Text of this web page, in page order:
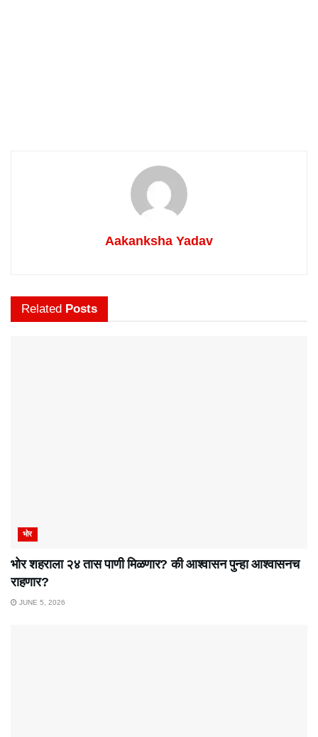
Aakanksha Yadav
Related Posts
भोर
भोर शहराला २४ तास पाणी मिळणार? की आश्वासन पुन्हा आश्वासनच
राहणार?
JUNE 5, 2026